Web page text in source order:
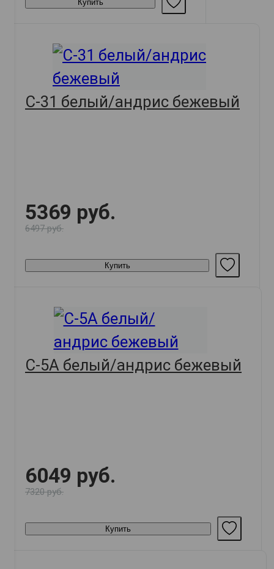
Купить
С-31 белый/андрис бежевый
5369 руб.
6497 руб.
Купить
С-5А белый/андрис бежевый
6049 руб.
7320 руб.
Купить